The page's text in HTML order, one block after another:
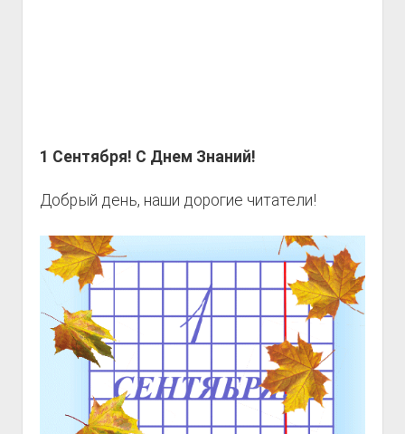
1 Сентября! С Днем Знаний!
Добрый день, наши дорогие читатели!